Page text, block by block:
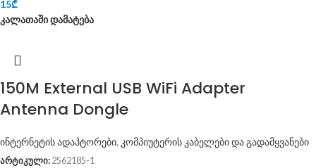
15₾
კალათაში დამატება
150M External USB WiFi Adapter
Antenna Dongle
ინტერნეტის ადაპტორები, კომპიუტერის კაბელები და გადამყვანები
არტიკული: 2562185-1